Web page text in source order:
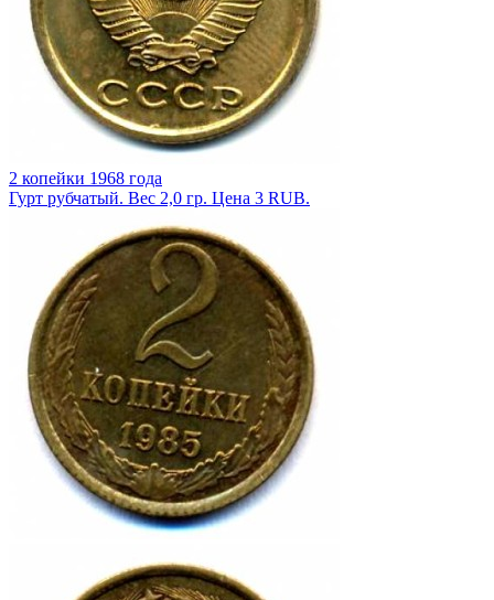
2 копейки 1968 года
Гурт рубчатый. Вес 2,0 гр. Цена 3 RUB.